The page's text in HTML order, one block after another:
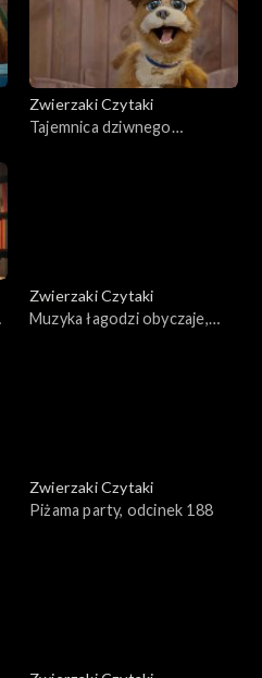
Zwierzaki Czytaki
Tajemnica dziwnego
Zwierzaki Czytaki
Muzyka łagodzi obyczaje,
Zwierzaki Czytaki
Piżama party, odcinek 188